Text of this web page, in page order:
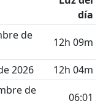
día
de
12h 09m
2026
12h 04m
de
06:01